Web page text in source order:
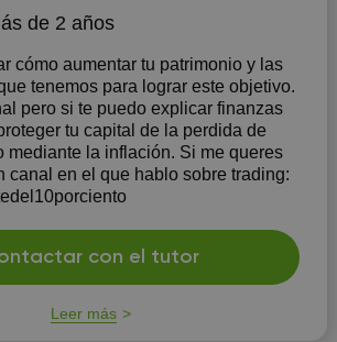
de 2 años
cómo aumentar tu patrimonio y las
tenemos para lograr este objetivo.
pero si te puedo explicar finanzas
tu capital de la perdida de
mediante la inflación. Si me queres
canal en el que hablo sobre trading:
con el tutor
Leer más